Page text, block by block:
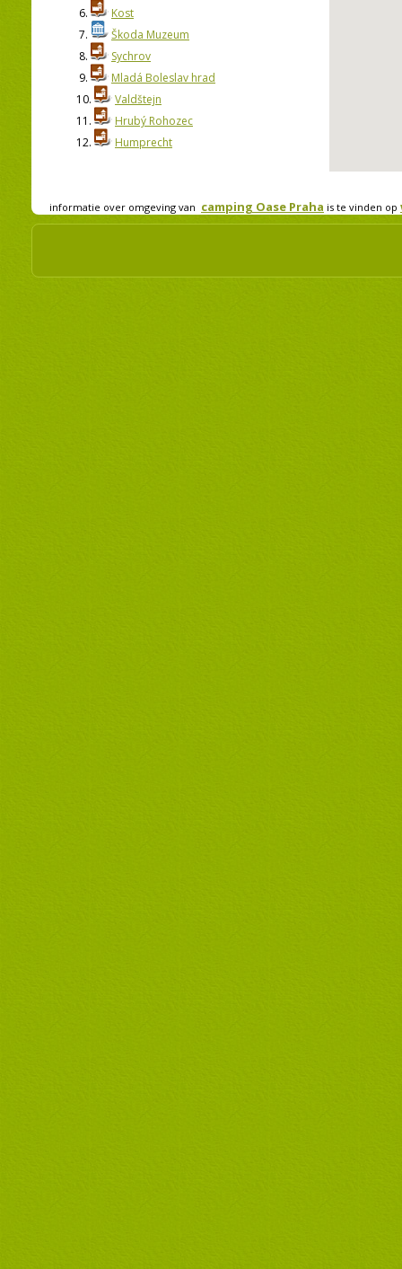
6.
Kost
7.
Škoda Muzeum
8.
Sychrov
9.
Mladá Boleslav hrad
10.
Valdštejn
11.
Hrubý Rohozec
12.
Humprecht
informatie over omgeving van camping Oase Praha is te vinden op